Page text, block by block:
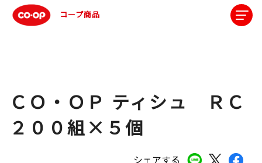
コープ商品
シェアする
ＣＯ・ＯＰ ティシュ ＲＣ
２００組×５個